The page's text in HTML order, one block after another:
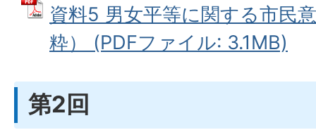
資料5 男女平等に関する市民
粋） (PDFファイル: 3.1MB)
第2回